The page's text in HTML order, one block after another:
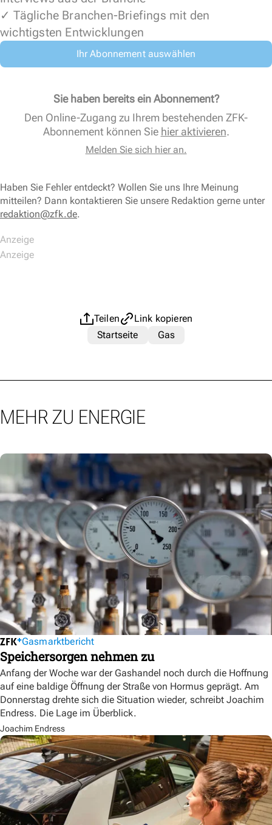
✓ Tägliche Branchen-Briefings mit den
wichtigsten Entwicklungen
Ihr Abonnement auswählen
Sie haben bereits ein Abonnement?
Den Online-Zugang zu Ihrem bestehenden ZFK-
Abonnement können Sie hier aktivieren.
Melden Sie sich hier an.
Haben Sie Fehler entdeckt? Wollen Sie uns Ihre Meinung
mitteilen? Dann kontaktieren Sie unsere Redaktion gerne unter
redaktion@zfk.de.
Teilen
Link kopieren
Startseite
Gas
MEHR ZU ENERGIE
Gasmarktbericht
Speichersorgen nehmen zu
Anfang der Woche war der Gashandel noch durch die Hoffnung
auf eine baldige Öffnung der Straße von Hormus geprägt. Am
Donnerstag drehte sich die Situation wieder, schreibt Joachim
Endress. Die Lage im Überblick.
Joachim Endress